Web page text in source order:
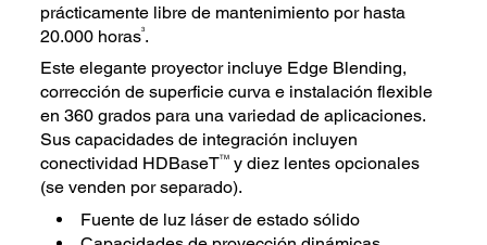
prácticamente libre de mantenimiento por hasta
20.000 horas3.
Este elegante proyector incluye Edge Blending,
corrección de superficie curva e instalación flexible
en 360 grados para una variedad de aplicaciones.
Sus capacidades de integración incluyen
conectividad HDBaseTTM y diez lentes opcionales
(se venden por separado).
Fuente de luz láser de estado sólido